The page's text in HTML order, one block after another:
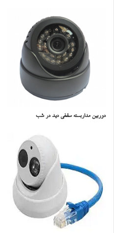
دوربین مداربسته سقفی دید در شب